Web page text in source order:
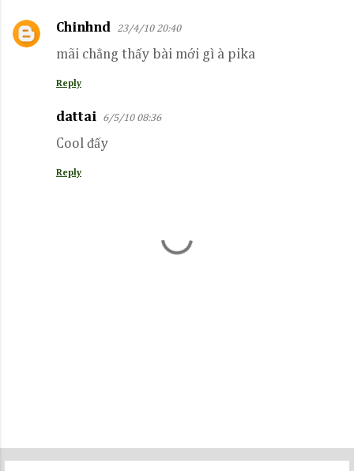
Chinhnd 23/4/10 20:40
mãi chẳng thấy bài mới gì à pika
Reply
dattai 6/5/10 08:36
Cool đấy
Reply
P
o